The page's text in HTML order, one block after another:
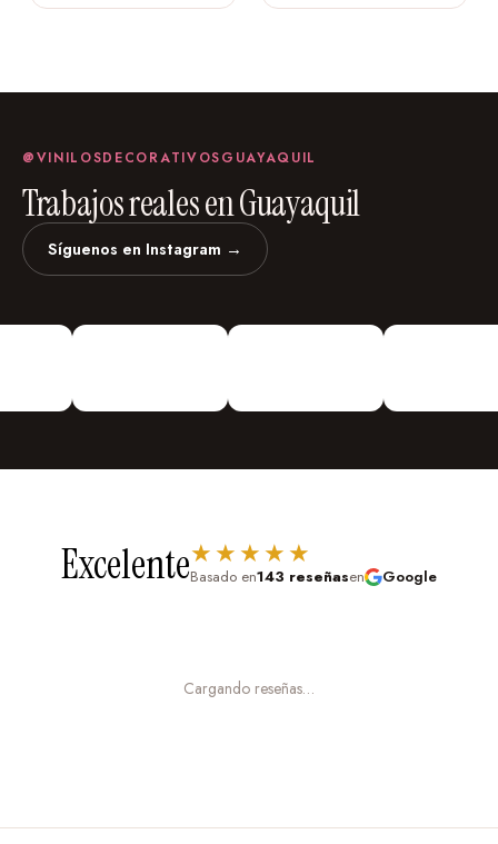
@VINILOSDECORATIVOSGUAYAQUIL
Trabajos reales en Guayaquil
Síguenos en Instagram →
Decorativos De todo Tipo!
Urdesa Central Guayacanes entre
Excelente★★★★★
Basado en143 reseñasen Google
Cargando reseñas…